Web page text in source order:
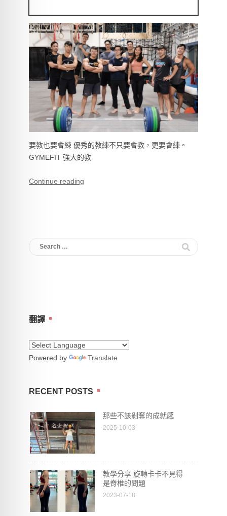
要教也要會練 優秀的教練不只要會教，更要會練。
GYMEFIT 強大的教
Continue reading
Search
for:
翻譯
Powered by Translate
RECENT POSTS
那些不該剝奪的成就感
2025-10-03
教學分享 旋轉卡卡不見得
是脊椎的問題
2023-07-18